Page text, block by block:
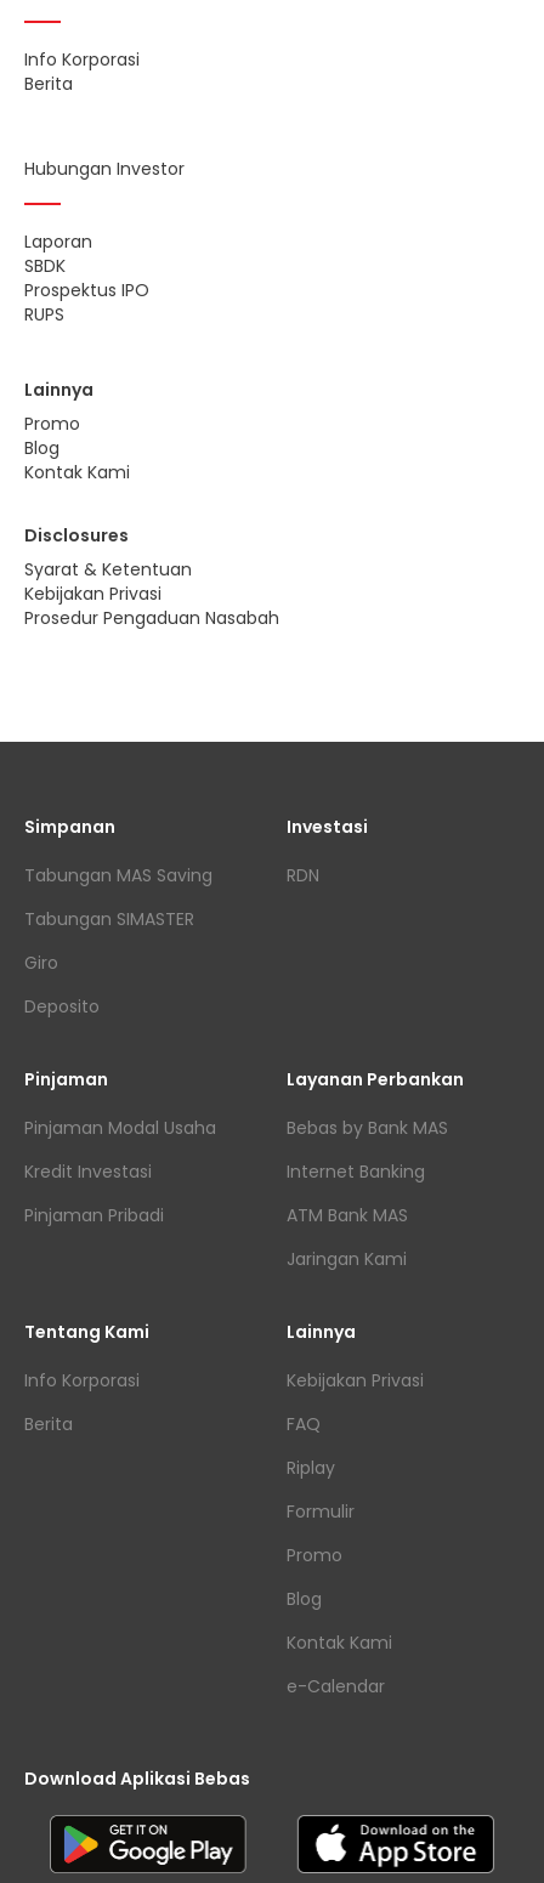
Info Korporasi
Berita
Hubungan Investor
Laporan
SBDK
Prospektus IPO
RUPS
Lainnya
Promo
Blog
Kontak Kami
Disclosures
Syarat & Ketentuan
Kebijakan Privasi
Prosedur Pengaduan Nasabah
Simpanan
Tabungan MAS Saving
Tabungan SIMASTER
Giro
Deposito
Investasi
RDN
Pinjaman
Pinjaman Modal Usaha
Kredit Investasi
Pinjaman Pribadi
Layanan Perbankan
Bebas by Bank MAS
Internet Banking
ATM Bank MAS
Jaringan Kami
Tentang Kami
Info Korporasi
Berita
Lainnya
Kebijakan Privasi
FAQ
Riplay
Formulir
Promo
Blog
Kontak Kami
e-Calendar
Download Aplikasi Bebas